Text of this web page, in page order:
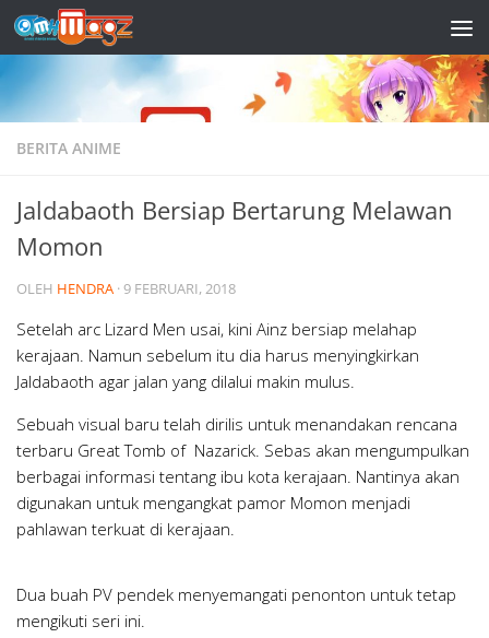
Skip to content
BERITA ANIME
Jaldabaoth Bersiap Bertarung Melawan
Momon
OLEH HENDRA ·9 FEBRUARI, 2018
Setelah arc Lizard Men usai, kini Ainz bersiap melahap
kerajaan. Namun sebelum itu dia harus menyingkirkan
Jaldabaoth agar jalan yang dilalui makin mulus.
Sebuah visual baru telah dirilis untuk menandakan rencana
terbaru Great Tomb of Nazarick. Sebas akan mengumpulkan
berbagai informasi tentang ibu kota kerajaan. Nantinya akan
digunakan untuk mengangkat pamor Momon menjadi
pahlawan terkuat di kerajaan.
Dua buah PV pendek menyemangati penonton untuk tetap
mengikuti seri ini.